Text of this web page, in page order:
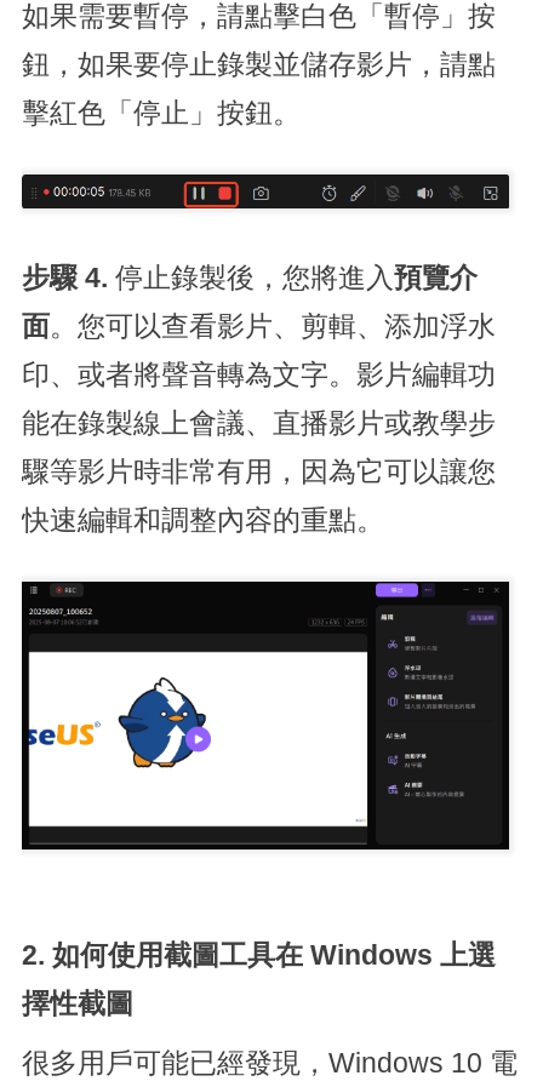
如果需要暫停，請點擊白色「暫停」按
鈕，如果要停止錄製並儲存影片，請點
擊紅色「停止」按鈕。
步驟 4. 停止錄製後，您將進入 預覽介
面。您可以查看影片、剪輯、添加浮水
印、或者將聲音轉為文字。影片編輯功
能在錄製線上會議、直播影片或教學步
驟等影片時非常有用，因為它可以讓您
快速編輯和調整內容的重點。
2. 如何使用截圖工具在 Windows 上選
擇性截圖
很多用戶可能已經發現，Windows 10 電